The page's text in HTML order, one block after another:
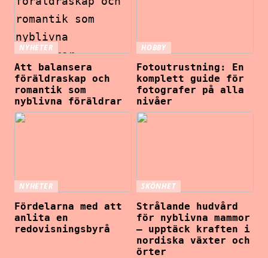
NYHETER
Att balansera
föräldraskap och
romantik som
nyblivna föräldrar
HOBBY
Fotoutrustning: En
komplett guide för
fotografer på alla
nivåer
NYHETER
Fördelarna med att
anlita en
redovisningsbyrå
SKÖNHET
Strålande hudvård
för nyblivna mammor
– upptäck kraften i
nordiska växter och
örter